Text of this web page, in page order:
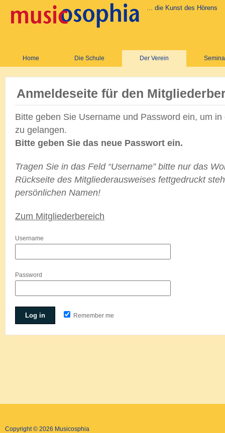
... die Kunst des Hörens
Home Die Schule Der Verein
Anmeldeseite für den
Bitte geben Sie Username und Password ein, um
zu gelangen.
Bitte geben Sie das neue Passwort ein.
Tragen Sie in das Feld “Username” bitte nur das
Rückseite des Mitgliederausweises fettgedruckt
persönlichen Namen!
Zum Mitgliederbereich
Username
Password
Remember me
Copyright © 2026 Musicosphia